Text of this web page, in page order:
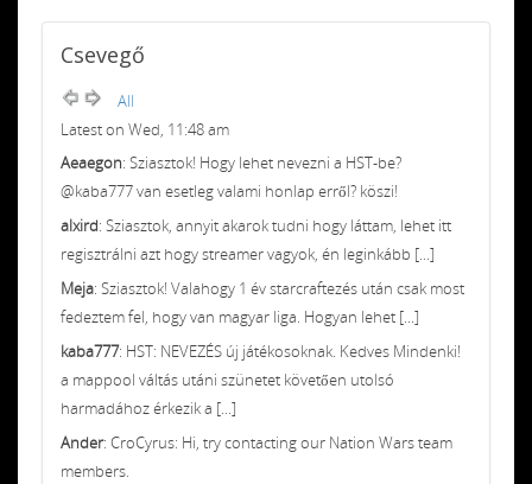
Csevegő
All
Latest on Wed, 11:48 am
Aeaegon: Sziasztok! Hogy lehet nevezni a HST-be?
@kaba777 van esetleg valami honlap erről? köszi!
alxird: Sziasztok, annyit akarok tudni hogy láttam, lehet itt
regisztrálni azt hogy streamer vagyok, én leginkább [...]
Meja: Sziasztok! Valahogy 1 év starcraftezés után csak most
fedeztem fel, hogy van magyar liga. Hogyan lehet [...]
kaba777: HST: NEVEZÉS új játékosoknak. Kedves Mindenki!
a mappool váltás utáni szünetet követően utolsó
harmadához érkezik a [...]
Ander: CroCyrus: Hi, try contacting our Nation Wars team
members.